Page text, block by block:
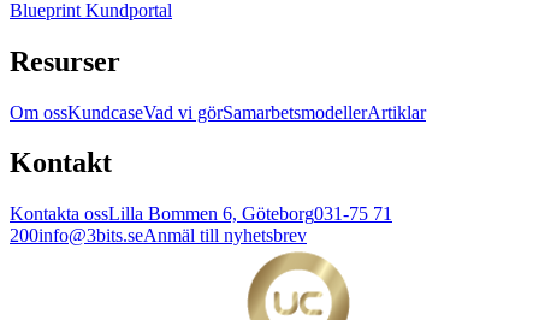
Blueprint Kundportal
Resurser
Om ossKundcaseVad vi görSamarbetsmodellerArtiklar
Kontakt
Kontakta ossLilla Bommen 6, Göteborg031-75 71
200info@3bits.seAnmäl till nyhetsbrev